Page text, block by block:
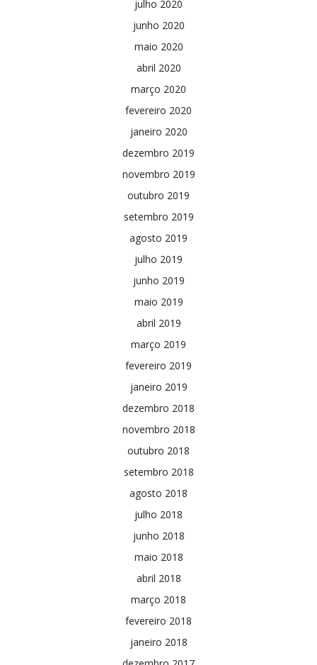
julho 2020
junho 2020
maio 2020
abril 2020
março 2020
fevereiro 2020
janeiro 2020
dezembro 2019
novembro 2019
outubro 2019
setembro 2019
agosto 2019
julho 2019
junho 2019
maio 2019
abril 2019
março 2019
fevereiro 2019
janeiro 2019
dezembro 2018
novembro 2018
outubro 2018
setembro 2018
agosto 2018
julho 2018
junho 2018
maio 2018
abril 2018
março 2018
fevereiro 2018
janeiro 2018